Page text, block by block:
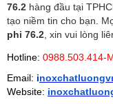
76.2 hàng đầu tại
tạo niềm tin cho bạn.
phi 76.2 , xin vui lòng
Hotline: 0988.503.414-
Email: i
Website: